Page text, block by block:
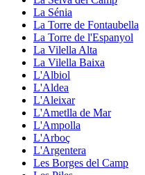
La Sénia
La Torre de Fontaubella
La Torre de l'Espanyol
La Vilella Alta
La Vilella Baixa
L'Albiol
L'Aldea
L'Aleixar
L'Ametlla de Mar
L'Ampolla
L'Arboç
L'Argentera
Les Borges del Camp